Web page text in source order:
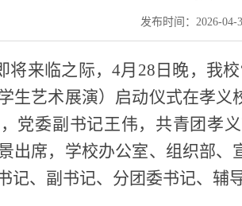
发布时间：2026-04-
将来临之际，4月28日晚，我
生艺术展演）启动仪式在孝
党委副书记王伟，共青团孝
出席，学校办公室、组织部
记、副书记、分团委书记、辅